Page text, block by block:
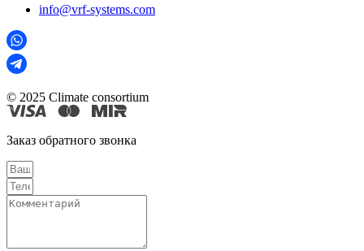
info@vrf-systems.com
© 2025 Climate consortium
Заказ обратного звонка